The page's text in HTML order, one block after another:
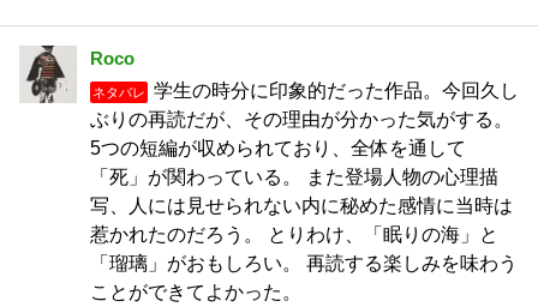
Roco
ネタバレ
学生の時分に印象的だった作品。今回久し
ぶりの再読だが、その理由が分かった気がする。
5つの短編が収められており、全体を通して
「死」が関わっている。 また登場人物の心理描
写、人には見せられない内に秘めた感情に当時は
惹かれたのだろう。 とりわけ、「眠りの海」と
「瑠璃」がおもしろい。 再読する楽しみを味わう
ことができてよかった。